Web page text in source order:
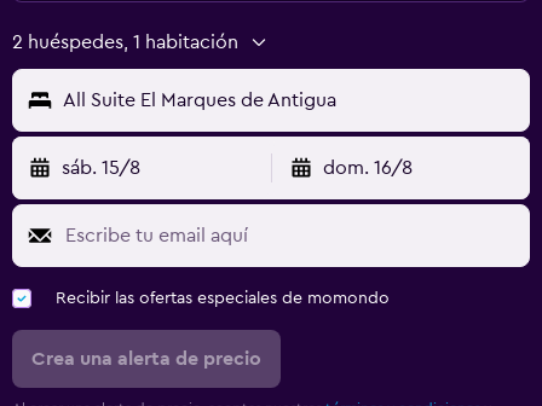
2 huéspedes, 1 habitación
All Suite El Marques de Antigua
sáb. 15/8 dom. 16/8
Recibir las ofertas especiales de momondo
Crea una alerta de precio